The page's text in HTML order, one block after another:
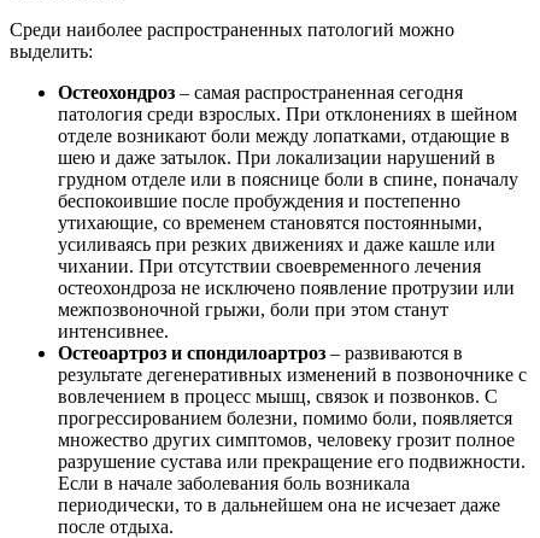
Среди наиболее распространенных патологий можно
выделить:
Остеохондроз – самая распространенная сегодня
патология среди взрослых. При отклонениях в шейном
отделе возникают боли между лопатками, отдающие в
шею и даже затылок. При локализации нарушений в
грудном отделе или в пояснице боли в спине, поначалу
беспокоившие после пробуждения и постепенно
утихающие, со временем становятся постоянными,
усиливаясь при резких движениях и даже кашле или
чихании. При отсутствии своевременного лечения
остеохондроза не исключено появление протрузии или
межпозвоночной грыжи, боли при этом станут
интенсивнее.
Остеоартроз и спондилоартроз – развиваются в
результате дегенеративных изменений в позвоночнике с
вовлечением в процесс мышц, связок и позвонков. С
прогрессированием болезни, помимо боли, появляется
множество других симптомов, человеку грозит полное
разрушение сустава или прекращение его подвижности.
Если в начале заболевания боль возникала
периодически, то в дальнейшем она не исчезает даже
после отдыха.